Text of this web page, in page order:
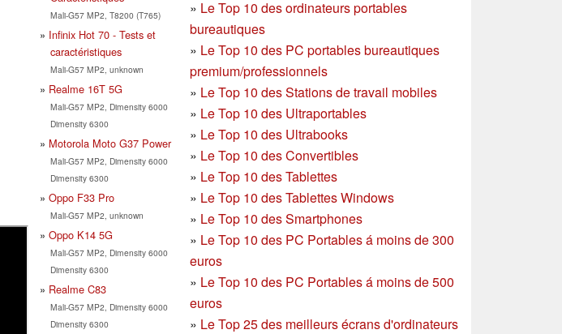
Mali-G57 MP2, T8200 (T765)
Infinix Hot 70 - Tests et
caractéristiques
Mali-G57 MP2, unknown
Realme 16T 5G
Mali-G57 MP2, Dimensity 6000
Dimensity 6300
Motorola Moto G37 Power
Mali-G57 MP2, Dimensity 6000
Dimensity 6300
Oppo F33 Pro
Mali-G57 MP2, unknown
Oppo K14 5G
Mali-G57 MP2, Dimensity 6000
Dimensity 6300
Realme C83
Mali-G57 MP2, Dimensity 6000
Dimensity 6300
» Le Top 10 des ordinateurs portables
bureautiques
» Le Top 10 des PC portables bureautiques
premium/professionnels
» Le Top 10 des Stations de travail mobiles
» Le Top 10 des Ultraportables
» Le Top 10 des Ultrabooks
» Le Top 10 des Convertibles
» Le Top 10 des Tablettes
» Le Top 10 des Tablettes Windows
» Le Top 10 des Smartphones
» Le Top 10 des PC Portables á moins de 300
euros
» Le Top 10 des PC Portables á moins de 500
euros
» Le Top 25 des meilleurs écrans d'ordinateurs